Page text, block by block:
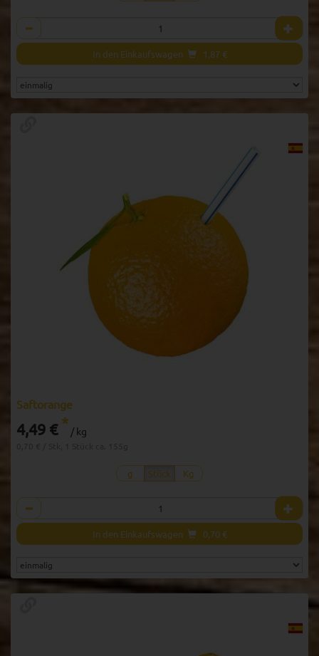
Anzahl
In den Einkaufswagen 1,87 €
Saftorange
4,49 € * / kg
g Stück Kg
Anzahl
In den Einkaufswagen 0,70 €